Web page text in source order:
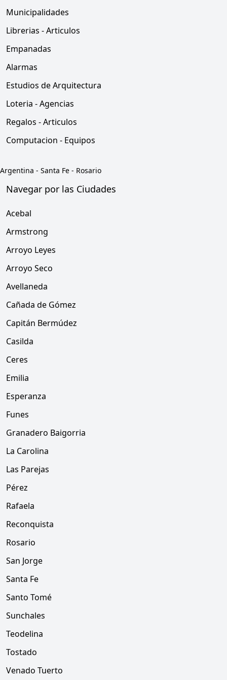
Municipalidades
Librerias - Articulos
Empanadas
Alarmas
Estudios de Arquitectura
Loteria - Agencias
Regalos - Articulos
Computacion - Equipos
Argentina - Santa Fe - Rosario
Navegar por las Ciudades
Acebal
Armstrong
Arroyo Leyes
Arroyo Seco
Avellaneda
Cañada de Gómez
Capitán Bermúdez
Casilda
Ceres
Emilia
Esperanza
Funes
Granadero Baigorria
La Carolina
Las Parejas
Pérez
Rafaela
Reconquista
Rosario
San Jorge
Santa Fe
Santo Tomé
Sunchales
Teodelina
Tostado
Venado Tuerto